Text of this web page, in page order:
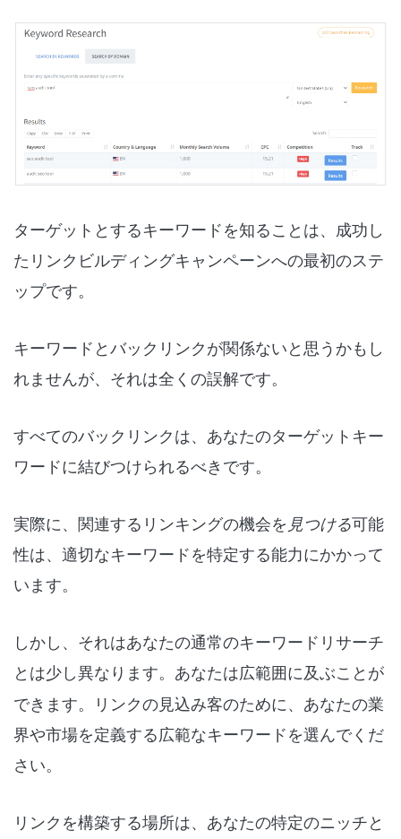
ターゲットとするキーワードを知ることは、成功し
たリンクビルディングキャンペーンへの最初のステ
ップです。
キーワードとバックリンクが関係ないと思うかもし
れませんが、それは全くの誤解です。
すべてのバックリンクは、あなたのターゲットキー
ワードに結びつけられるべきです。
実際に、関連するリンキングの機会を 見つける可能
性は、適切なキーワードを特定する能力にかかって
います。
しかし、それはあなたの通常のキーワードリサーチ
とは少し異なります。あなたは広範囲に及ぶことが
できます。リンクの見込み客のために、あなたの業
界や市場を定義する広範なキーワードを選んでくだ
さい。
リンクを構築する場所は、あなたの特定のニッチと